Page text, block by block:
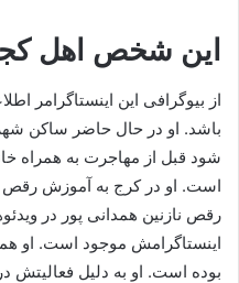
این شخص اهل
از بیوگرافی این اینستاگرامر
باشد. او در حال حاضر ساکن
شود قبل از مهاجرت به همراه
است. او در کرج به آموزش رقص
رقص نازنین همدانی پور در
اینستاگرامش موجود است. او
بوده است. او به دلیل فعالیتش در